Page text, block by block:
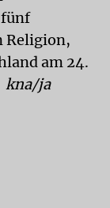
fünf
Religion,
am 24.
kna/ja